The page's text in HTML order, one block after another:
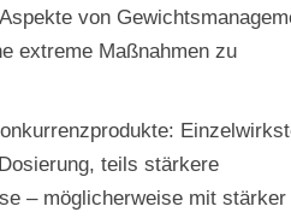
von
extreme Maßnahmen zu
teils stärkere
– möglicherweise mit stärker